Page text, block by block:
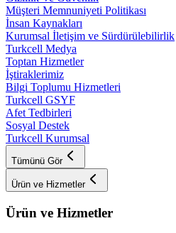
Müşteri Memnuniyeti Politikası
İnsan Kaynakları
Kurumsal İletişim ve Sürdürülebilirlik
Turkcell Medya
Toptan Hizmetler
İştiraklerimiz
Bilgi Toplumu Hizmetleri
Turkcell GSYF
Afet Tedbirleri
Sosyal Destek
Turkcell Kurumsal
Tümünü Gör
Ürün ve Hizmetler
Ürün ve Hizmetler